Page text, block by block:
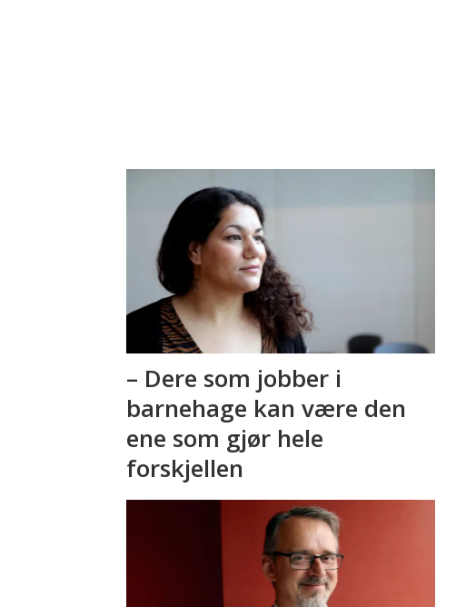
– Dere som jobber i
barnehage kan være den
ene som gjør hele
forskjellen